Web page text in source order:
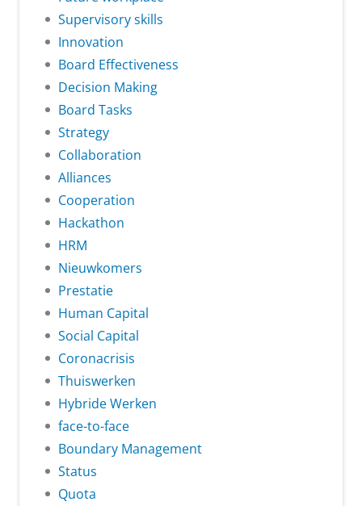
Supervisory skills
Innovation
Board Effectiveness
Decision Making
Board Tasks
Strategy
Collaboration
Alliances
Cooperation
Hackathon
HRM
Nieuwkomers
Prestatie
Human Capital
Social Capital
Coronacrisis
Thuiswerken
Hybride Werken
face-to-face
Boundary Management
Status
Quota